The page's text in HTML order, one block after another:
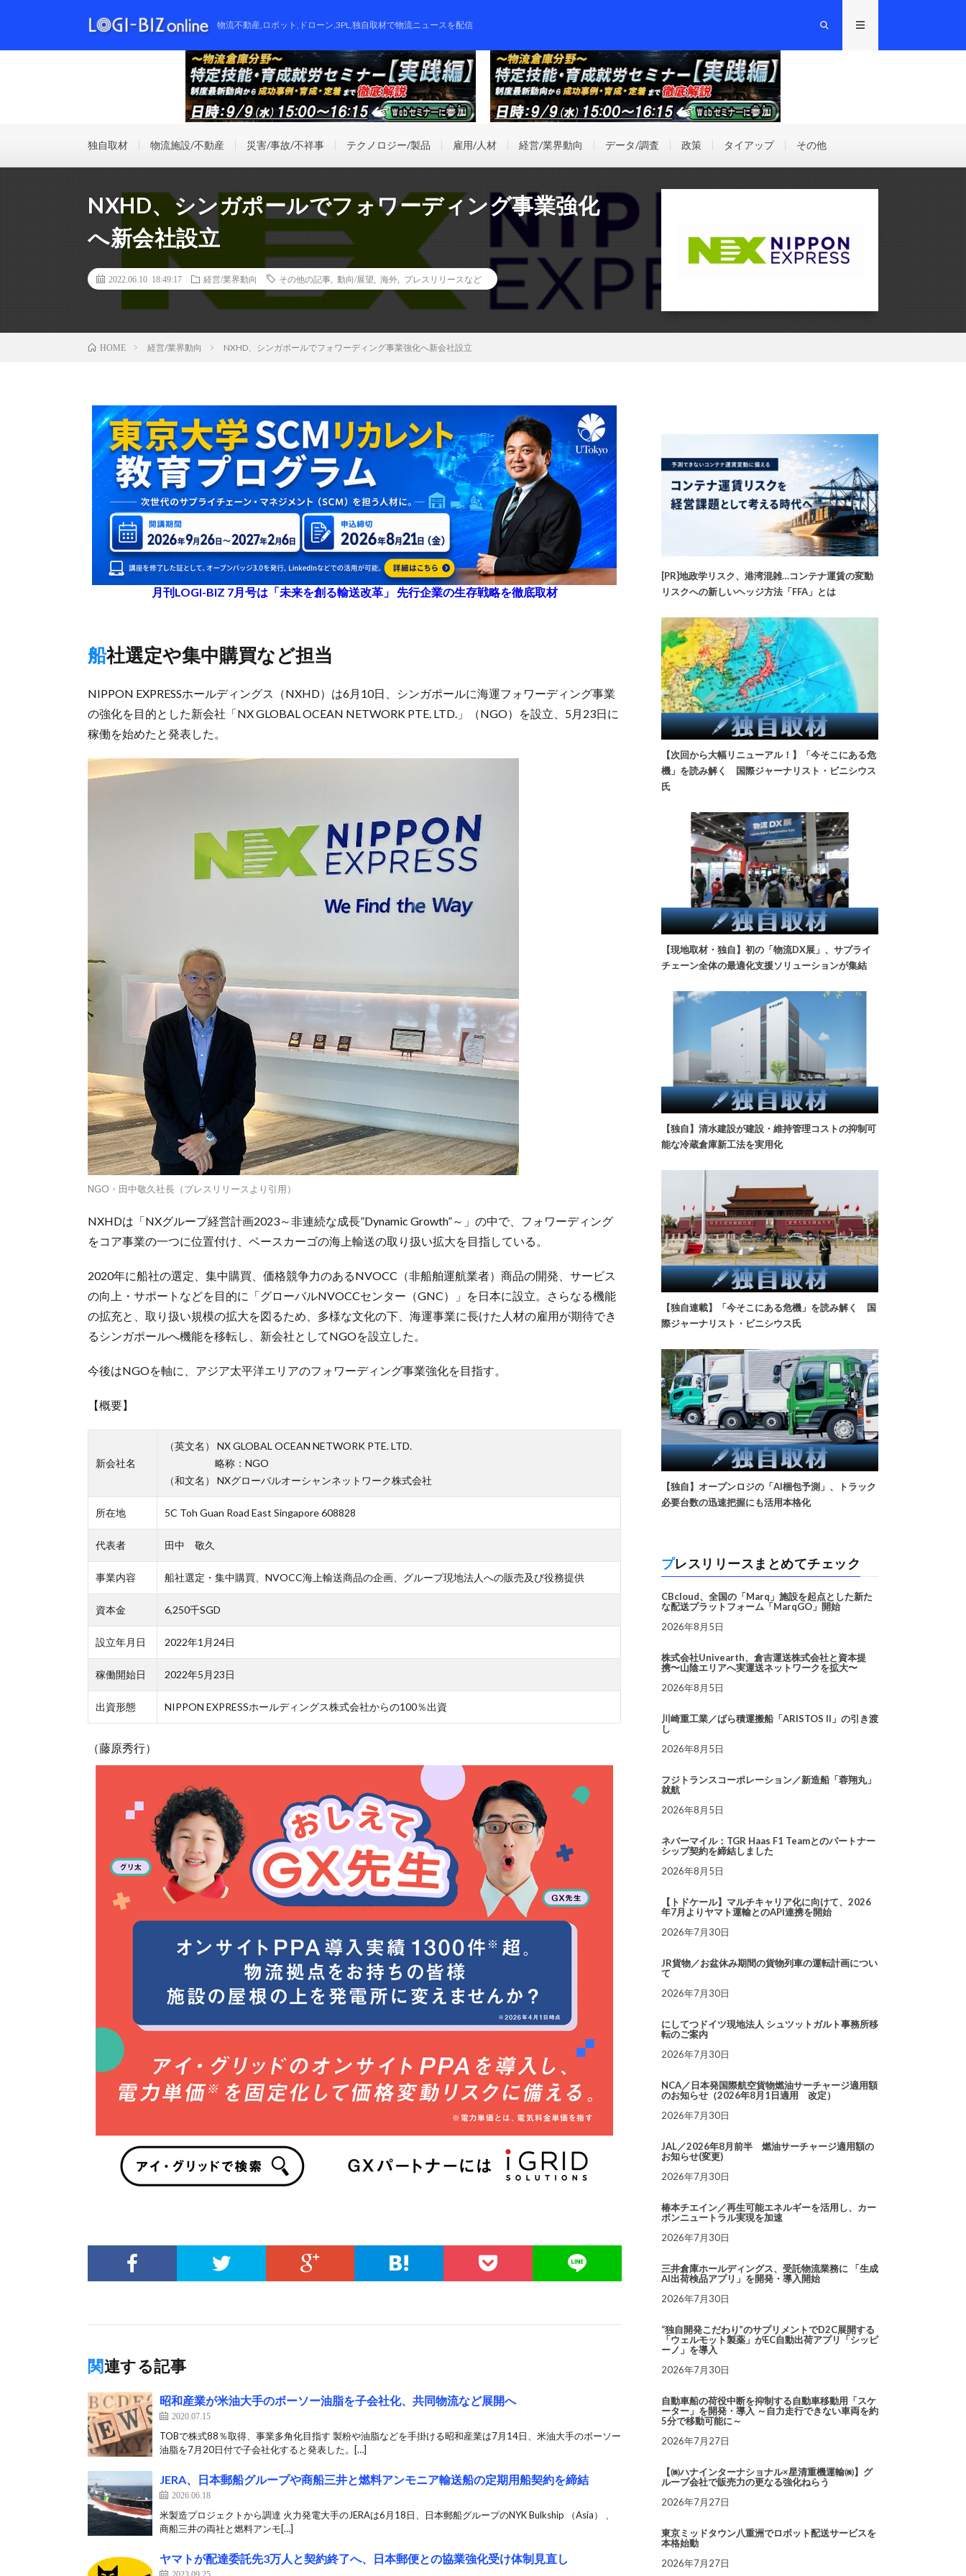
物流不動産,ロボット,ドローン,3PL,独自取材で物流ニュースを配信
独自取材 物流施設/不動産 災害/事故/不祥事 テクノロジー/製品 雇用/人材 経営/業界動向 データ/調査 政策 タイアップ その他
NXHD、シンガポールでフォワーディング事業強化
へ新会社設立
2022.06.10 18:49:17 経営/業界動向 その他の記事 動向/展望 海外 プレスリリースなど
HOME 経営/業界動向 NXHD、シンガポールでフォワーディング事業強化へ新会社設立
月刊LOGI-BIZ 7月号は「未来を創る輸送改革」 先行企業の生存戦略を徹底取材
船社選定や集中購買など担当
NIPPON EXPRESSホールディングス（NXHD）は6月10日、シンガポールに海運フォワーディング事業
の強化を目的とした新会社「NX GLOBAL OCEAN NETWORK PTE. LTD.」（NGO）を設立、5月23日に
稼働を始めたと発表した。
NGO・田中敬久社長（プレスリリースより引用）
NXHDは「NXグループ経営計画2023～非連続な成長”Dynamic Growth”～」の中で、フォワーディング
をコア事業の一つに位置付け、ベースカーゴの海上輸送の取り扱い拡大を目指している。
2020年に船社の選定、集中購買、価格競争力のあるNVOCC（非船舶運航業者）商品の開発、サービス
の向上・サポートなどを目的に「グローバルNVOCCセンター（GNC）」を日本に設立。さらなる機能
の拡充と、取り扱い規模の拡大を図るため、多様な文化の下、海運事業に長けた人材の雇用が期待でき
るシンガポールへ機能を移転し、新会社としてNGOを設立した。
今後はNGOを軸に、アジア太平洋エリアのフォワーディング事業強化を目指す。
【概要】
新会社名
（英文名） NX GLOBAL OCEAN NETWORK PTE. LTD.
略称：NGO
（和文名） NXグローバルオーシャンネットワーク株式会社
所在地 5C Toh Guan Road East Singapore 608828
代表者 田中 敬久
事業内容 船社選定・集中購買、NVOCC海上輸送商品の企画、グループ現地法人への販売及び役務提供
資本金 6,250千SGD
設立年月日 2022年1月24日
稼働開始日 2022年5月23日
出資形態 NIPPON EXPRESSホールディングス株式会社からの100％出資
（藤原秀行）
関連する記事
昭和産業が米油大手のボーソー油脂を子会社化、共同物流など展開へ
2020.07.15
TOBで株式88％取得、事業多角化目指す 製粉や油脂などを手掛ける昭和産業は7月14日、米油大手のボーソー
油脂を7月20日付で子会社化すると発表した。[…]
JERA、日本郵船グループや商船三井と燃料アンモニア輸送船の定期用船契約を締結
2026.06.18
米製造プロジェクトから調達 火力発電大手のJERAは6月18日、日本郵船グループのNYK Bulkship （Asia） 、
商船三井の両社と燃料アンモ[…]
ヤマトが配達委託先3万人と契約終了へ、日本郵便との協業強化受け体制見直し
2023.09.25
[PR]地政学リスク、港湾混雑…コンテナ運賃の変動
リスクへの新しいヘッジ方法「FFA」とは
【次回から大幅リニューアル！】「今そこにある危
機」を読み解く 国際ジャーナリスト・ビニシウス
氏
【現地取材・独自】初の「物流DX展」、サプライ
チェーン全体の最適化支援ソリューションが集結
【独自】清水建設が建設・維持管理コストの抑制可
能な冷蔵倉庫新工法を実用化
【独自連載】「今そこにある危機」を読み解く 国
際ジャーナリスト・ビニシウス氏
【独自】オープンロジの「AI梱包予測」、トラック
必要台数の迅速把握にも活用本格化
プレスリリースまとめてチェック
CBcloud、全国の「Marq」施設を起点とした新た
な配送プラットフォーム「MarqGO」開始
2026年8月5日
株式会社Univearth、倉吉運送株式会社と資本提
携〜山陰エリアへ実運送ネットワークを拡大〜
2026年8月5日
川崎重工業／ばら積運搬船「ARISTOS II」の引き渡
し
2026年8月5日
フジトランスコーポレーション／新造船「蓉翔丸」
就航
2026年8月5日
ネバーマイル：TGR Haas F1 Teamとのパートナー
シップ契約を締結しました
2026年8月5日
【トドケール】マルチキャリア化に向けて、2026
年7月よりヤマト運輸とのAPI連携を開始
2026年7月30日
JR貨物／お盆休み期間の貨物列車の運転計画につい
て
2026年7月30日
にしてつドイツ現地法人 シュツットガルト事務所移
転のご案内
2026年7月30日
NCA／日本発国際航空貨物燃油サーチャージ適用額
のお知らせ（2026年8月1日適用 改定）
2026年7月30日
JAL／2026年8月前半 燃油サーチャージ適用額の
お知らせ(変更)
2026年7月30日
椿本チエイン／再生可能エネルギーを活用し、カー
ボンニュートラル実現を加速
2026年7月30日
三井倉庫ホールディングス、受託物流業務に 「生成
AI出荷検品アプリ」を開発・導入開始
2026年7月30日
“独自開発こだわり”のサプリメントでD2C展開する
「ウェルモット製薬」がEC自動出荷アプリ「シッピ
ーノ」を導入
2026年7月30日
自動車船の荷役中断を抑制する自動車移動用「スケ
ーター」を開発・導入 ～自力走行できない車両を約
5分で移動可能に～
2026年7月27日
【㈱ハナインターナショナル×星清重機運輸㈱】グ
ループ会社で販売力の更なる強化ねらう
2026年7月27日
東京ミッドタウン八重洲でロボット配送サービスを
本格始動
2026年7月27日